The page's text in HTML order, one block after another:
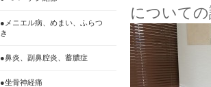
についての
●メニエル病、めまい、ふらつ
き
●鼻炎、副鼻腔炎、蓄膿症
●坐骨神経痛